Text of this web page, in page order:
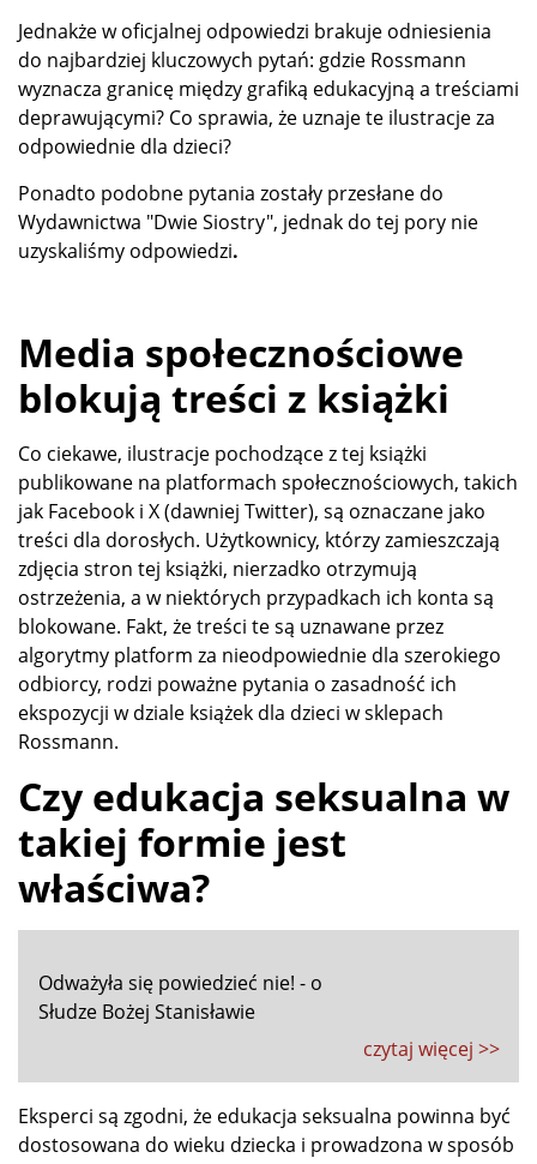
Jednakże w oficjalnej odpowiedzi brakuje odniesienia
do najbardziej kluczowych pytań: gdzie Rossmann
wyznacza granicę między grafiką edukacyjną a treściami
deprawującymi? Co sprawia, że uznaje te ilustracje za
odpowiednie dla dzieci?
Ponadto podobne pytania zostały przesłane do
Wydawnictwa "Dwie Siostry", jednak do tej pory nie
uzyskaliśmy odpowiedzi.
Media społecznościowe
blokują treści z książki
Co ciekawe, ilustracje pochodzące z tej książki
publikowane na platformach społecznościowych, takich
jak Facebook i X (dawniej Twitter), są oznaczane jako
treści dla dorosłych. Użytkownicy, którzy zamieszczają
zdjęcia stron tej książki, nierzadko otrzymują
ostrzeżenia, a w niektórych przypadkach ich konta są
blokowane. Fakt, że treści te są uznawane przez
algorytmy platform za nieodpowiednie dla szerokiego
odbiorcy, rodzi poważne pytania o zasadność ich
ekspozycji w dziale książek dla dzieci w sklepach
Rossmann.
Czy edukacja seksualna w
takiej formie jest
właściwa?
Odważyła się powiedzieć nie! - o
Słudze Bożej Stanisławie
czytaj więcej >>
Eksperci są zgodni, że edukacja seksualna powinna być
dostosowana do wieku dziecka i prowadzona w sposób